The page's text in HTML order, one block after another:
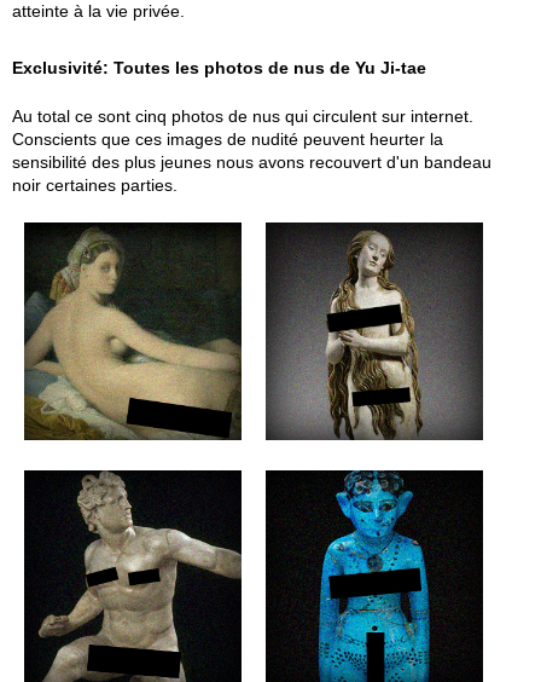
atteinte à la vie privée.
Exclusivité: Toutes les photos de nus de Yu Ji-tae
Au total ce sont cinq photos de nus qui circulent sur internet.
Conscients que ces images de nudité peuvent heurter la
sensibilité des plus jeunes nous avons recouvert d'un bandeau
noir certaines parties.